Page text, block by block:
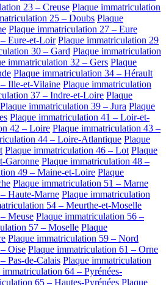
23 – Creuse Plaque immatriculation
25 – Doubs Plaque
Plaque immatriculation 27 – Eure
Eure-et-Loir Plaque immatriculation 29
30 – Gard Plaque immatriculation
immatriculation 32 – Gers Plaque
Plaque immatriculation 34 – Hérault
Ille-et-Vilaine Plaque immatriculation
37 – Indre-et-Loire Plaque
Plaque immatriculation 39 – Jura Plaque
Plaque immatriculation 41 – Loir-et-
42 – Loire Plaque immatriculation 43 –
44 – Loire-Atlantique Plaque
Plaque immatriculation 46 – Lot Plaque
Garonne Plaque immatriculation 48 –
49 – Maine-et-Loire Plaque
Plaque immatriculation 51 – Marne
Haute-Marne Plaque immatriculation
54 – Meurthe-et-Moselle
Meuse Plaque immatriculation 56 –
57 – Moselle Plaque
Plaque immatriculation 59 – Nord
Oise Plaque immatriculation 61 – Orne
Pas-de-Calais Plaque immatriculation
immatriculation 64 – Pyrénées-
65 – Hautes-Pyrénées Plaque